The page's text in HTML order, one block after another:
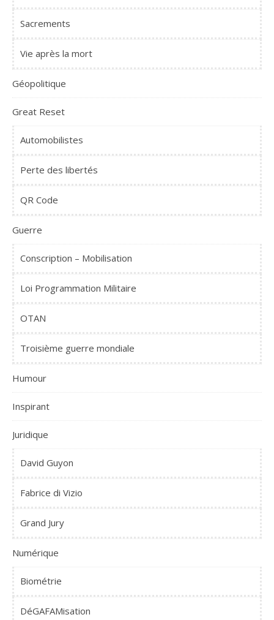
Sacrements
Vie après la mort
Géopolitique
Great Reset
Automobilistes
Perte des libertés
QR Code
Guerre
Conscription – Mobilisation
Loi Programmation Militaire
OTAN
Troisième guerre mondiale
Humour
Inspirant
Juridique
David Guyon
Fabrice di Vizio
Grand Jury
Numérique
Biométrie
DéGAFAMisation